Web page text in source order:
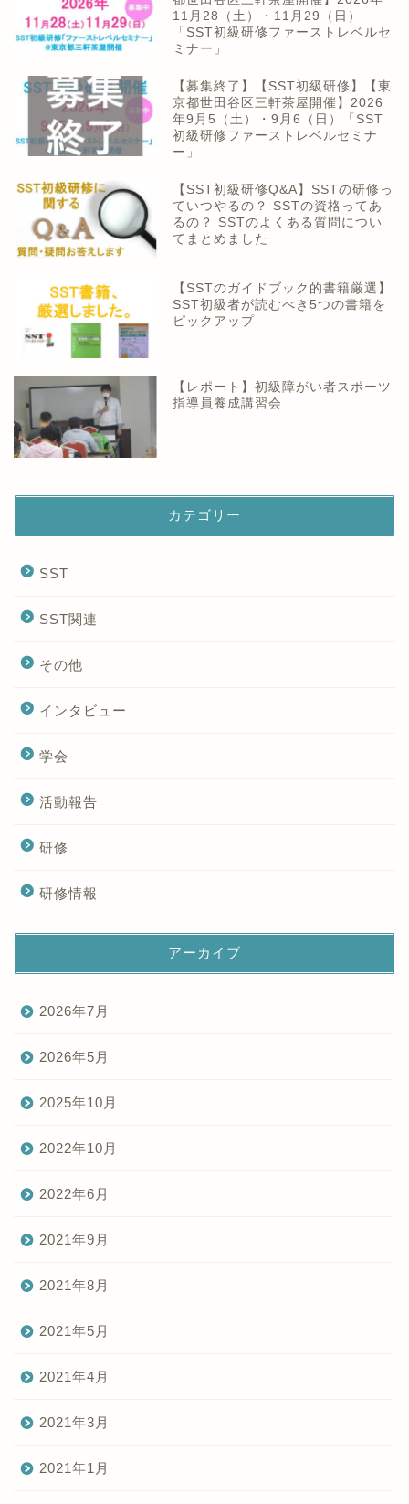
11月28（土）・11月29（日）
「SST初級研修ファーストレベルセ
ミナー」
【募集終了】【SST初級研修】【東
京都世田谷区三軒茶屋開催】2026
年9月5（土）・9月6（日）「SST
初級研修ファーストレベルセミナ
ー」
【SST初級研修Q&A】SSTの研修っ
ていつやるの？ SSTの資格ってあ
るの？ SSTのよくある質問につい
てまとめました
【SSTのガイドブック的書籍厳選】
SST初級者が読むべき5つの書籍を
ピックアップ
【レポート】初級障がい者スポーツ
指導員養成講習会
カテゴリー
SST
SST関連
その他
インタビュー
学会
活動報告
研修
研修情報
アーカイブ
2026年7月
2026年5月
2025年10月
2022年10月
2022年6月
2021年9月
2021年8月
2021年5月
2021年4月
2021年3月
2021年1月